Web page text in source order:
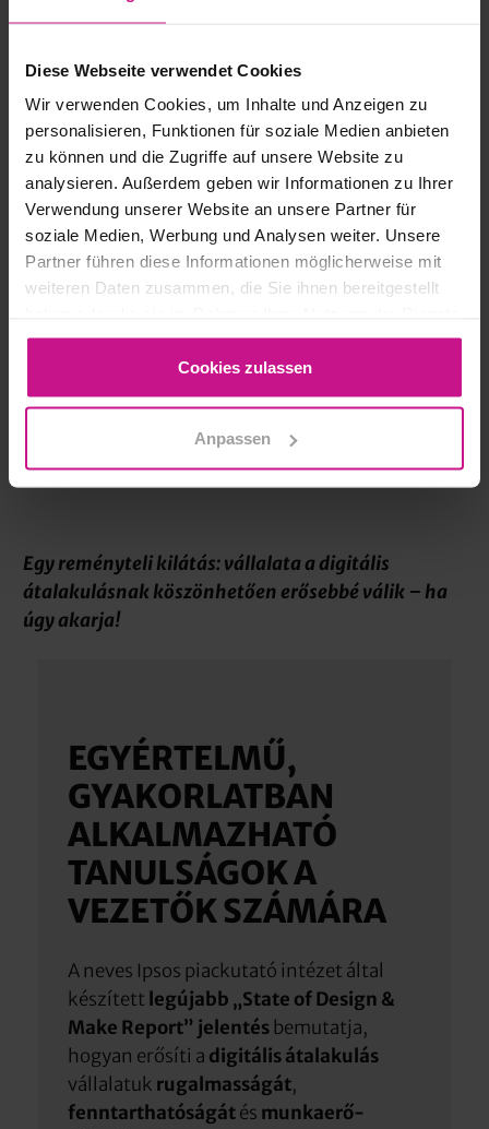
Diese Webseite verwendet Cookies
Wir verwenden Cookies, um Inhalte und Anzeigen zu
personalisieren, Funktionen für soziale Medien anbieten
zu können und die Zugriffe auf unsere Website zu
analysieren. Außerdem geben wir Informationen zu Ihrer
Verwendung unserer Website an unsere Partner für
soziale Medien, Werbung und Analysen weiter. Unsere
Partner führen diese Informationen möglicherweise mit
weiteren Daten zusammen, die Sie ihnen bereitgestellt
gesammelt haben.
Cookies zulassen
Anpassen
MI VÁR RÁNK A
JÖVŐBEN
Egy reményteli kilátás: vállalata a digitális
átalakulásnak köszönhetően erősebbé válik – ha
úgy akarja!
EGYÉRTELMŰ,
GYAKORLATBAN
ALKALMAZHATÓ
TANULSÁGOK A
VEZETŐK SZÁMÁRA
A neves Ipsos piackutató intézet által
készített legújabb „State of Design &
Make Report” jelentésbemutatja,
hogyan erősíti a digitális átalakulás
vállalatuk rugalmasságát,
fenntarthatóságátés munkaerő-